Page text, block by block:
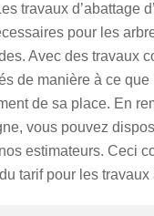
travaux d’abattage
pour les
Avec des travaux
de manière à ce que
de sa place. En
vous pouvez
estimateurs. Ceci
tarif pour les travaux